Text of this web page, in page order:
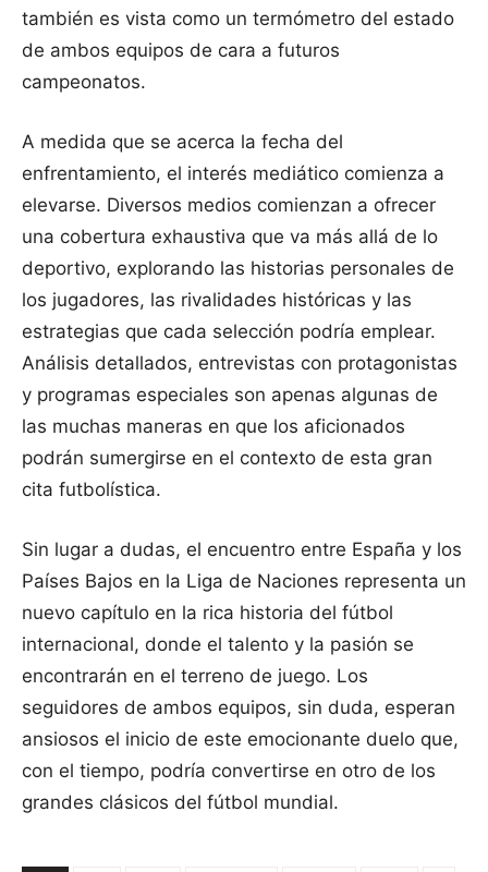
también es vista como un termómetro del estado
de ambos equipos de cara a futuros
campeonatos.
A medida que se acerca la fecha del
enfrentamiento, el interés mediático comienza a
elevarse. Diversos medios comienzan a ofrecer
una cobertura exhaustiva que va más allá de lo
deportivo, explorando las historias personales de
los jugadores, las rivalidades históricas y las
estrategias que cada selección podría emplear.
Análisis detallados, entrevistas con protagonistas
y programas especiales son apenas algunas de
las muchas maneras en que los aficionados
podrán sumergirse en el contexto de esta gran
cita futbolística.
Sin lugar a dudas, el encuentro entre España y los
Países Bajos en la Liga de Naciones representa un
nuevo capítulo en la rica historia del fútbol
internacional, donde el talento y la pasión se
encontrarán en el terreno de juego. Los
seguidores de ambos equipos, sin duda, esperan
ansiosos el inicio de este emocionante duelo que,
con el tiempo, podría convertirse en otro de los
grandes clásicos del fútbol mundial.